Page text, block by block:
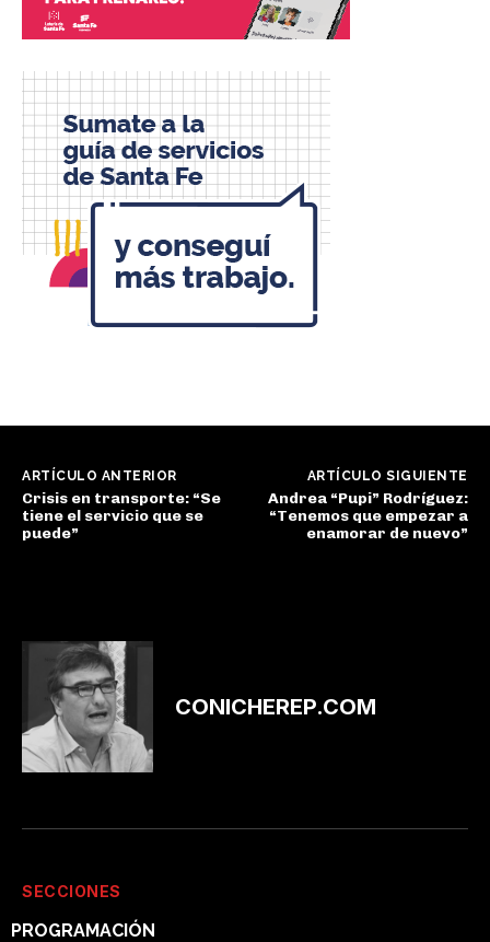
ARTÍCULO ANTERIOR
Crisis en transporte: “Se
tiene el servicio que se
puede”
ARTÍCULO SIGUIENTE
Andrea “Pupi” Rodríguez:
“Tenemos que empezar a
enamorar de nuevo”
CONICHEREP.COM
SECCIONES
PROGRAMACIÓN